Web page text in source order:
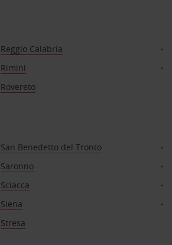
Reggio Calabria
Rimini
Rovereto
San Benedetto del Tronto
Saronno
Sciacca
Siena
Stresa